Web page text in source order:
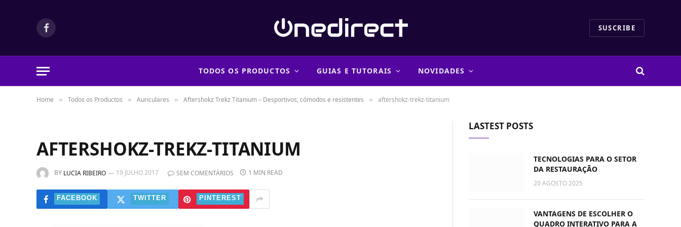
Facebook SUSCRIBE
TODOS OS PRODUCTOS GUIAS E TUTORAIS NOVIDADES
Home » Todos os Productos » Auriculares » Aftershokz Trekz Titanium – Desportivos, cómodos e resistentes » aftershokz-trekz-titanium
AFTERSHOKZ-TREKZ-TITANIUM
BY LUCIA RIBEIRO 19 JULHO 2017 SEM COMENTÁRIOS 1 MIN READ
FACEBOOK TWITTER PINTEREST
LASTEST POSTS
TECNOLOGIAS PARA O SETOR
DA RESTAURAÇÃO
20 AGOSTO 2025
VANTAGENS DE ESCOLHER O
QUADRO INTERATIVO PARA A